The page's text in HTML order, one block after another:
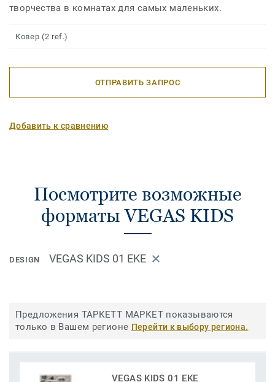
творчества в комнатах для самых маленьких.
Ковер (2 ref.)
ОТПРАВИТЬ ЗАПРОС
Добавить к сравнению
Посмотрите возможные
форматы VEGAS KIDS
DESIGN VEGAS KIDS 01 EKE
Предложения ТАРКЕТТ МАРКЕТ показываются
только в Вашем регионе Перейти к выбору региона.
VEGAS KIDS 01 EKE